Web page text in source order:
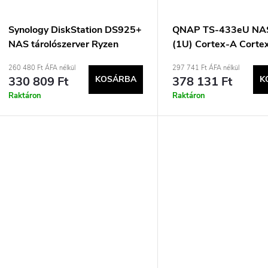
Synology DiskStation DS925+
NAS tárolószerver Ryzen
DDR4 0 TB Fekete
260 480 Ft ÁFA nélkül
330 809 Ft
Raktáron
KOSÁRBA
QNAP TS-433eU
(1U) Cortex-A
rendszer, fekete
297 741 Ft ÁFA nélkül
378 131 Ft
Raktáron